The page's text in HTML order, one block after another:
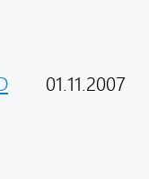
01.11.2007